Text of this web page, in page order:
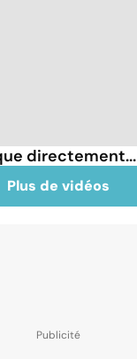
Plus de vidéos